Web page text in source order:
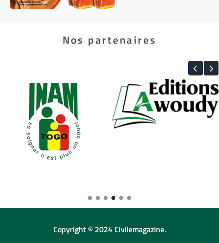
Nos partenaires
Copyright © 2024 Civilemagazine.